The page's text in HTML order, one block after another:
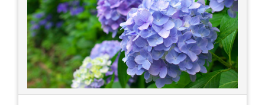
いますが、お元気でお過ごし下さい。